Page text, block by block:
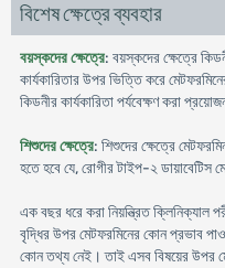
বিশেষ ক্ষেত্রে ব্যবহার
বয়স্কদের ক্ষেত্রে: বয়স্কদের ক্ষেত্রে
কার্যকারিতার উপর ভিত্তি করে
কিডনীর কার্যকারিতা পর্যবেক্ষণ করা
শিশুদের ক্ষেত্রে: শিশুদের ক্ষেত্রে
হতে হবে যে, রোগীর টাইপ-২ ডায়াবেটিস
এক বছর ধরে করা নিয়ন্ত্রিত ক্লিনিক্যাল
বৃদ্ধির উপর মেটফরমিনের কোন প্রভাব
কোন তথ্য নেই। তাই এসব বিষয়ের উপর